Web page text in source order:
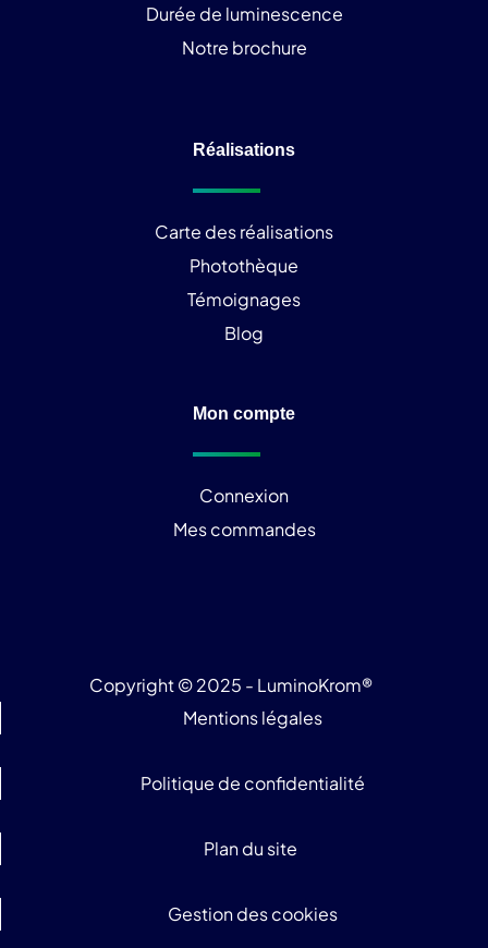
Durée de luminescence
Notre brochure
Réalisations
Carte des réalisations
Photothèque
Témoignages
Blog
Mon compte
Connexion
Mes commandes
Copyright © 2025 - LuminoKrom®
Mentions légales
Politique de confidentialité
Plan du site
Gestion des cookies